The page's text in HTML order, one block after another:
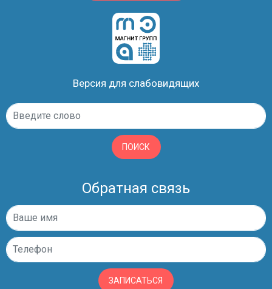
Версия для слабовидящих
ПОИСК
Обратная связь
ЗАПИСАТЬСЯ